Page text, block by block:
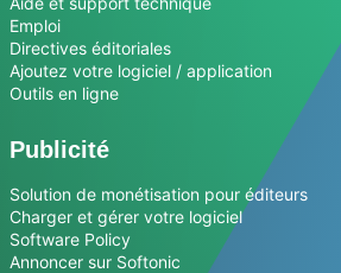
Emploi
Directives éditoriales
Ajoutez votre logiciel / application
Outils en ligne
Publicité
Solution de monétisation pour éditeurs
Charger et gérer votre logiciel
Software Policy
Annoncer sur Softonic